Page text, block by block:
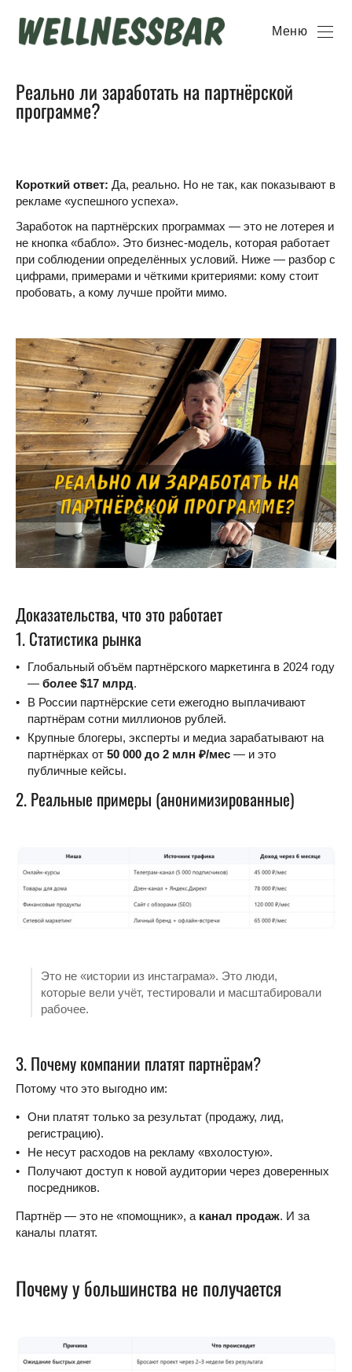
Меню
Реально ли заработать на партнёрской
программе?
Короткий ответ: Да, реально. Но не так, как показывают в
рекламе «успешного успеха».
Заработок на партнёрских программах — это не лотерея и
не кнопка «бабло». Это бизнес-модель, которая работает
при соблюдении определённых условий. Ниже — разбор с
цифрами, примерами и чёткими критериями: кому стоит
пробовать, а кому лучше пройти мимо.
Доказательства, что это работает
1. Статистика рынка
Глобальный объём партнёрского маркетинга в 2024 году
— более $17 млрд.
В России партнёрские сети ежегодно выплачивают
партнёрам сотни миллионов рублей.
Крупные блогеры, эксперты и медиа зарабатывают на
партнёрках от 50 000 до 2 млн ₽/мес — и это
публичные кейсы.
2. Реальные примеры (анонимизированные)
Это не «истории из инстаграма». Это люди,
которые вели учёт, тестировали и масштабировали
рабочее.
3. Почему компании платят партнёрам?
Потому что это выгодно им:
Они платят только за результат (продажу, лид,
регистрацию).
Не несут расходов на рекламу «вхолостую».
Получают доступ к новой аудитории через доверенных
посредников.
Партнёр — это не «помощник», а канал продаж. И за
каналы платят.
Почему у большинства не получается